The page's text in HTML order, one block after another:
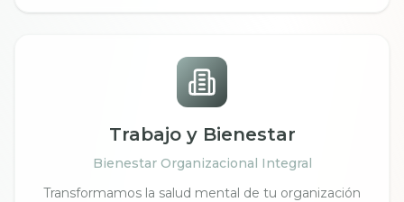
Trabajo y Bienestar
Bienestar Organizacional Integral
Transformamos la salud mental de tu organización